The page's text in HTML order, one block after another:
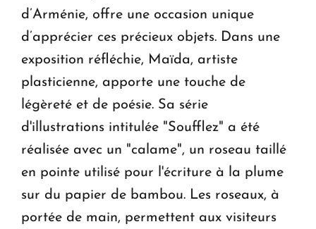
d’Arménie, offre une occasion unique
d’apprécier ces précieux objets. Dans une
exposition réfléchie, Maïda, artiste
plasticienne, apporte une touche de
légèreté et de poésie. Sa série
d'illustrations intitulée "Soufflez" a été
réalisée avec un "calame", un roseau taillé
en pointe utilisé pour l'écriture à la plume
sur du papier de bambou. Les roseaux, à
portée de main, permettent aux visiteurs